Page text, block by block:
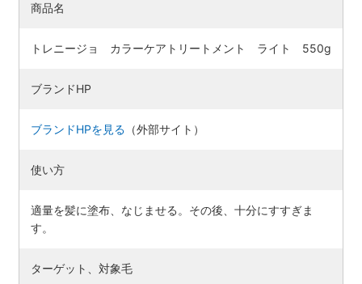
商品名
トレニージョ カラーケアトリートメント ライト 550g
ブランドHP
ブランドHPを見る （外部サイト）
使い方
適量を髪に塗布、なじませる。その後、十分にすすぎま
す。
ターゲット、対象毛